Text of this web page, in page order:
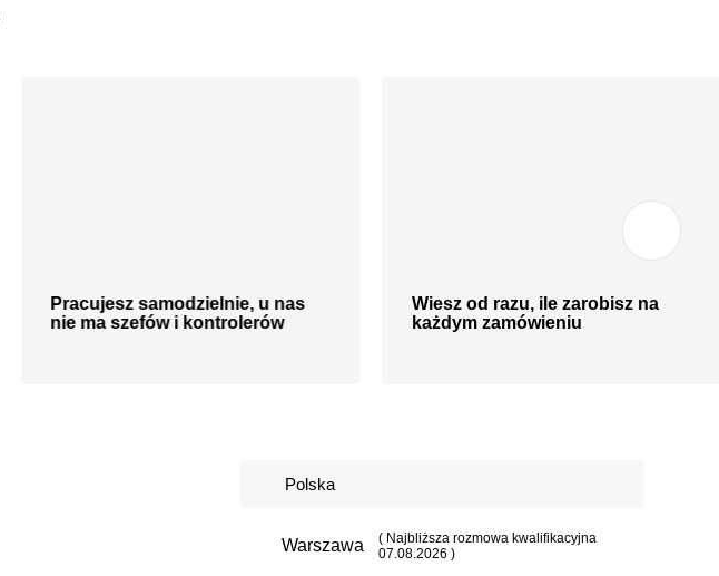
Pracujesz samodzielnie, u nas
nie ma szefów i kontrolerów
Wiesz od razu, ile zarobisz na
każdym zamówieniu
Polska
Warszawa
( Najbliższa rozmowa kwalifikacyjna
07.08.2026 )